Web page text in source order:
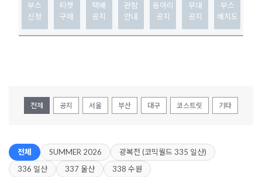
부스
신청
티켓
구매
택배
공지
관람
안내
동아리
공지
무대
공지
부스
배치도
전체 공지 서울 부산 대구 코스트릿 기타
전체 SUMMER 2026
광복전 (코믹월드 335 일산)
336 일산
337 울산 338 수원